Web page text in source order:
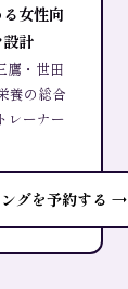
女性向
計
鷹・世田
養の総合
レーナー
グを予約する →